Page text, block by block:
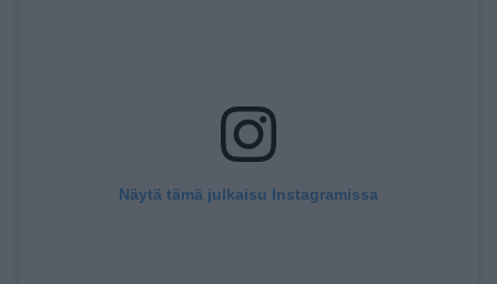
Näytä tämä julkaisu Instagramissa